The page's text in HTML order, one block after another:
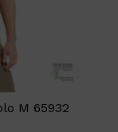
M 65932